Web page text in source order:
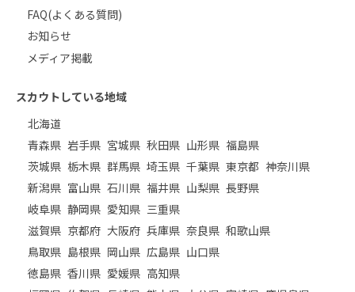
FAQ(よくある質問)
お知らせ
メディア掲載
スカウトしている地域
北海道
青森県 岩手県 宮城県 秋田県 山形県 福島県
茨城県 栃木県 群馬県 埼玉県 千葉県 東京都 神奈川県
新潟県 富山県 石川県 福井県 山梨県 長野県
岐阜県 静岡県 愛知県 三重県
滋賀県 京都府 大阪府 兵庫県 奈良県 和歌山県
鳥取県 島根県 岡山県 広島県 山口県
徳島県 香川県 愛媛県 高知県